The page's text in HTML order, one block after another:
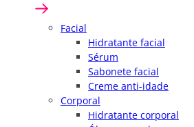
Facial
Hidratante facial
Sérum
Sabonete facial
Creme anti-idade
Corporal
Hidratante corporal